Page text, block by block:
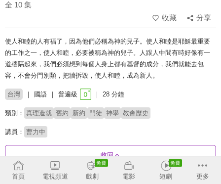
全 10 集
收藏
分享
使人和睦的人有福了，因為他們必稱為神的兒子。使人和睦是耶穌最重要
的工作之一，使人和睦，必要被稱為神的兒子。人跟人中間有時好像有一
道牆隔起來，我們必須想到每個人身上都有基督的成分，我們就能去包
容，不會分門別類，把牆拆毀，使人和睦，成為新人。
台灣 國語 普遍級 28 分鐘
類別： 真理造就 舊約 新約 門徒 神學 教會歷史
講員： 曹力中
收回
首頁 電視頻道 戲劇 電影 短劇 更多